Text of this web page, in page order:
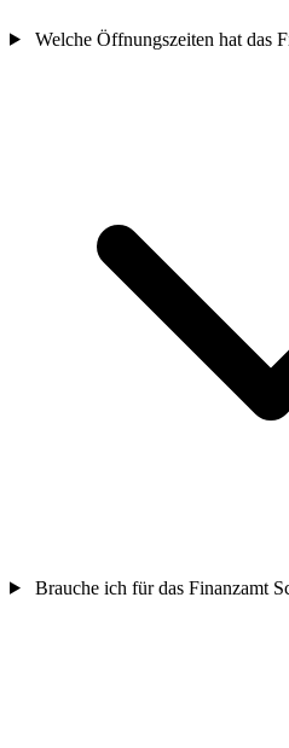
Welche Öffnungszeiten hat das
Brauche ich für das Finanzamt